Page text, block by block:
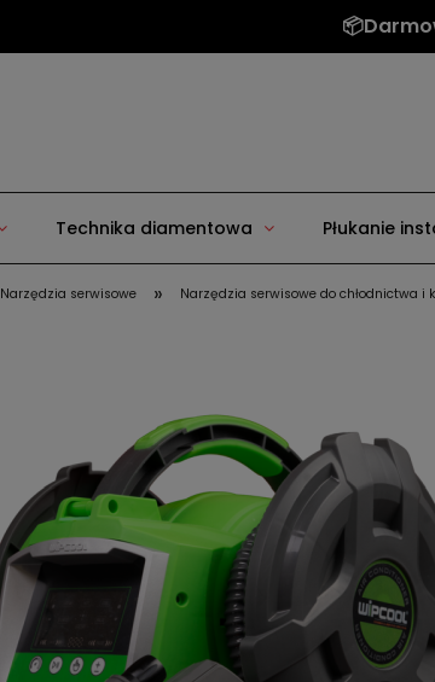
Technika diamentowa Płukanie
Narzędzia serwisowe » Narzędzia serwisowe do chłodnictwa i